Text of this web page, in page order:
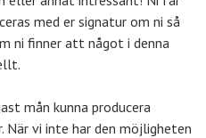
med er signatur om ni så
ni finner att något i denna
mån kunna producera
vi inte har den möjligheten